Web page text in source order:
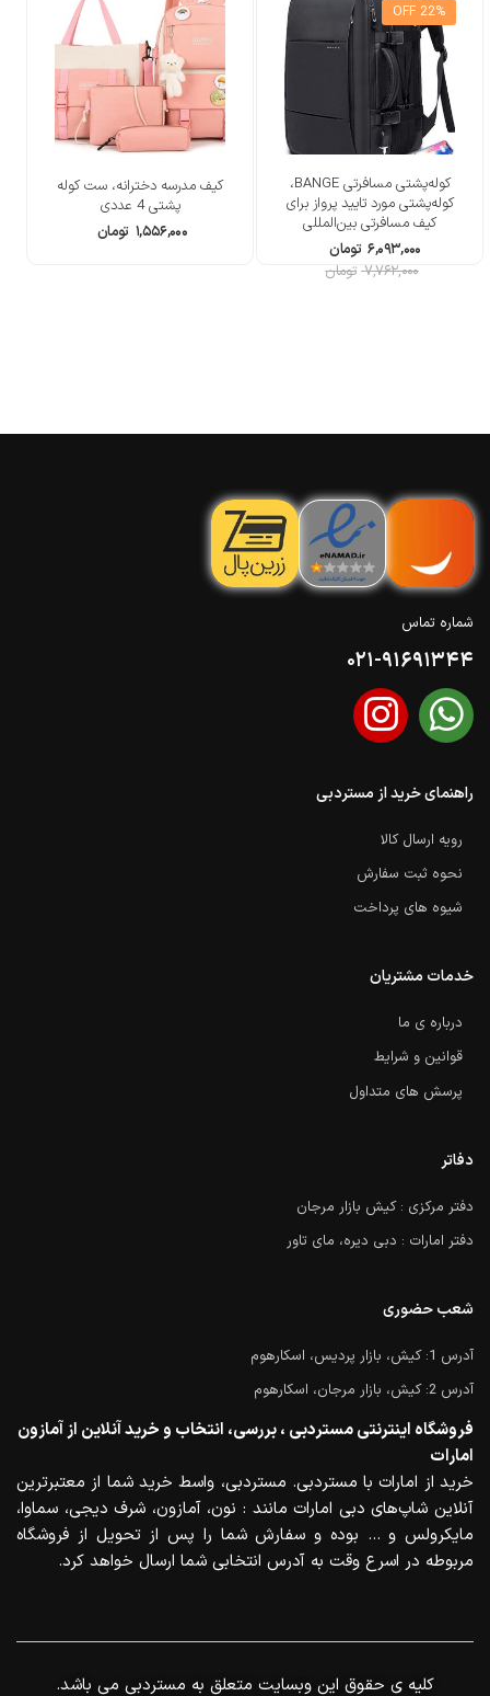
22% OFF
کوله‌پشتی مسافرتی BANGE،
کوله‌پشتی مورد تایید پرواز برای
کیف مسافرتی بین‌المللی
۶,۰۹۳,۰۰۰ تومان
۷,۷۶۲,۰۰۰ تومان
کیف مدرسه دخترانه، ست کوله
پشتی 4 عددی
۱,۵۵۶,۰۰۰ تومان
شماره تماس
021-91691344
راهنمای خرید از مستردبی
رویه ارسال کالا
نحوه ثبت سفارش
شیوه های پرداخت
خدمات مشتریان
درباره ی ما
قوانین و شرایط
پرسش های متداول
دفاتر
دفتر مرکزی : کیش بازار مرجان
دفتر امارات : دبی دیره، مای تاور
شعب حضوری
آدرس 1: کیش، بازار پردیس، اسکارهوم
آدرس 2: کیش، بازار مرجان، اسکارهوم
فروشگاه اینترنتی مستردبی ، بررسی، انتخاب و خرید آنلاین از آمازون
امارات
خرید از امارات با مستردبی. مستردبی، واسط خرید شما از معتبرترین
آنلاین شاپ‌های دبی امارات مانند : نون، آمازون، شرف دیجی، سماوا،
مایکرولس و … بوده و سفارش شما را پس از تحویل از فروشگاه
مربوطه در اسرع وقت به آدرس انتخابی شما ارسال خواهد کرد.
.کلیه ی حقوق این وبسایت متعلق به مستردبی می باشد